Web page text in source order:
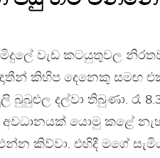
7ට මිදුලේ වැඩ කටයුතුවල
කිහිප දෙනෙකු සමඟ
බුබුළුල දල්වා තිබුණා. රෑ
යොමු කළේ
කිව්වා. එහිදී මගේ